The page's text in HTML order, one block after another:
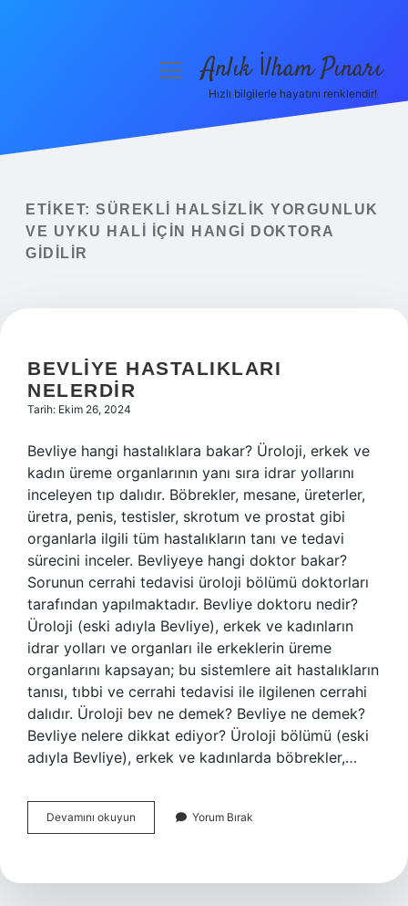
Yasal Uyarı
Hakkımızda
menüyüAnlık İlham Pınarı
Hızlı bilgilerle hayatını renklendir!
ETIKET: SÜREKLI HALSIZLIK YORGUNLUK
VE UYKU HALI IÇIN HANGI DOKTORA
GIDILIR
BEVLIYE HASTALIKLARI
NELERDIR
Tarih: Ekim 26, 2024
Bevliye hangi hastalıklara bakar? Üroloji, erkek ve
kadın üreme organlarının yanı sıra idrar yollarını
inceleyen tıp dalıdır. Böbrekler, mesane, üreterler,
üretra, penis, testisler, skrotum ve prostat gibi
organlarla ilgili tüm hastalıkların tanı ve tedavi
sürecini inceler. Bevliyeye hangi doktor bakar?
Sorunun cerrahi tedavisi üroloji bölümü doktorları
tarafından yapılmaktadır. Bevliye doktoru nedir?
Üroloji (eski adıyla Bevliye), erkek ve kadınların
idrar yolları ve organları ile erkeklerin üreme
organlarını kapsayan; bu sistemlere ait hastalıkların
tanısı, tıbbi ve cerrahi tedavisi ile ilgilenen cerrahi
dalıdır. Üroloji bev ne demek? Bevliye ne demek?
Bevliye nelere dikkat ediyor? Üroloji bölümü (eski
adıyla Bevliye), erkek ve kadınlarda böbrekler,…
Devamını okuyun
Hastalıkları
Yorum Bırak